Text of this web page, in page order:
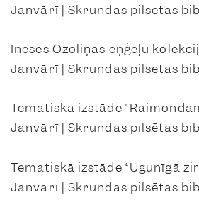
Janvārī | Skrundas pilsētas
Ineses Ozoliņas eņģeļu
Janvārī | Skrundas pilsētas
Tematiska izstāde
Janvārī | Skrundas pilsētas
Tematiskā izstāde “Ugunīgā
Janvārī | Skrundas pilsētas